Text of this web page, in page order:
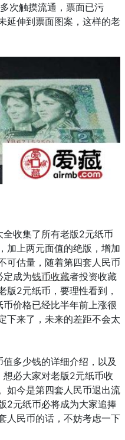
次触摸流通，票面已污
延伸到票面图案，这样的老
收集了所有老版2元纸币
加上两元面值的绝版，增加
可估量，随着第四套人民币
定成为钱币收藏者投资收藏
版2元纸币，要理性看到，
价格已经比半年前上涨很
下来了，未来的差距不会太
多少钱的详细介绍，以及
必大家对老版2元纸币收
如今是第四套人民币退出流
2元纸币必将成为大家追捧
人民币的话，不妨考虑一下